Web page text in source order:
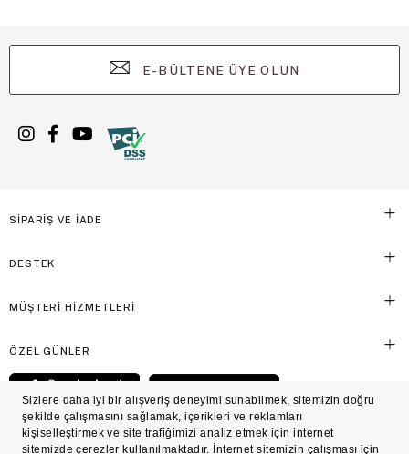
E-BÜLTENE ÜYE OLUN
SİPARİŞ VE İADE
DESTEK
MÜŞTERİ HİZMETLERİ
ÖZEL GÜNLER
© Victoria's Secret Shaya Mağazacılık A.Ş. Franchise lisansı aracılığıyla işletilen ticari